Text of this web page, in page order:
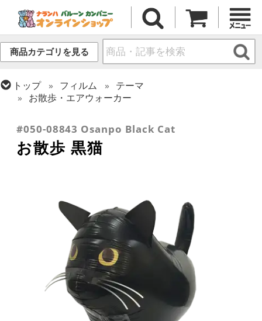
商品カテゴリを見る
トップ フィルム
テーマ
お散歩・エアウォーカー
ハロウィン・オータム(秋)
#050-08843 Osanpo Black Cat
お散歩 黒猫